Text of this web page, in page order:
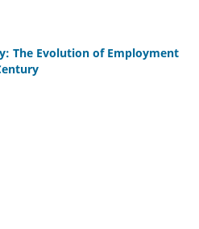
The Evolution of Employment